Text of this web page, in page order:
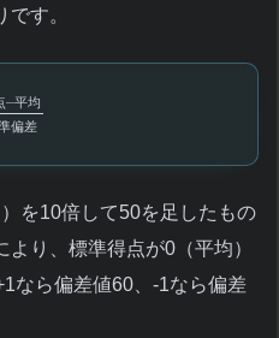
す。
–平均
偏差
を10倍して50を足したもの
り、標準得点が0（平均）
なら偏差値60、-1なら偏差